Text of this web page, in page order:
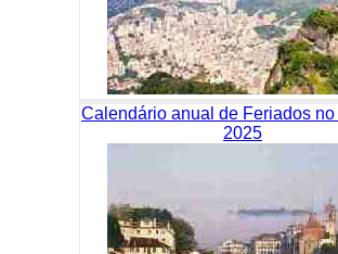
Calendário anual de Feriados no
2025